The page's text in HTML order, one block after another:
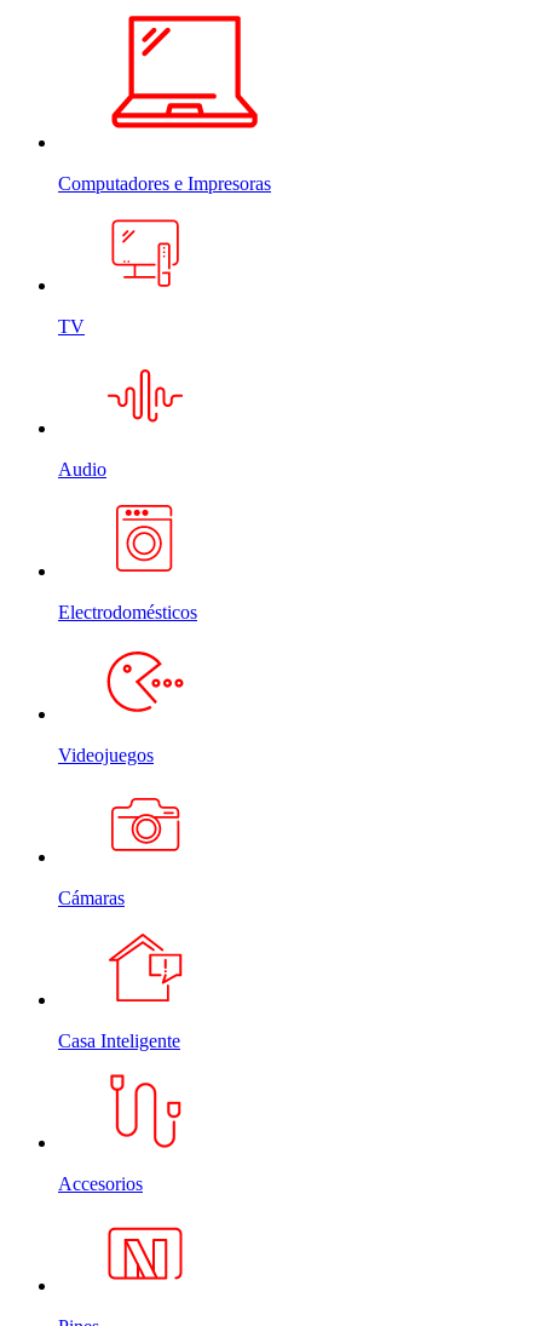
Computadores e Impresoras
TV
Audio
Electrodomésticos
Videojuegos
Cámaras
Casa Inteligente
Accesorios